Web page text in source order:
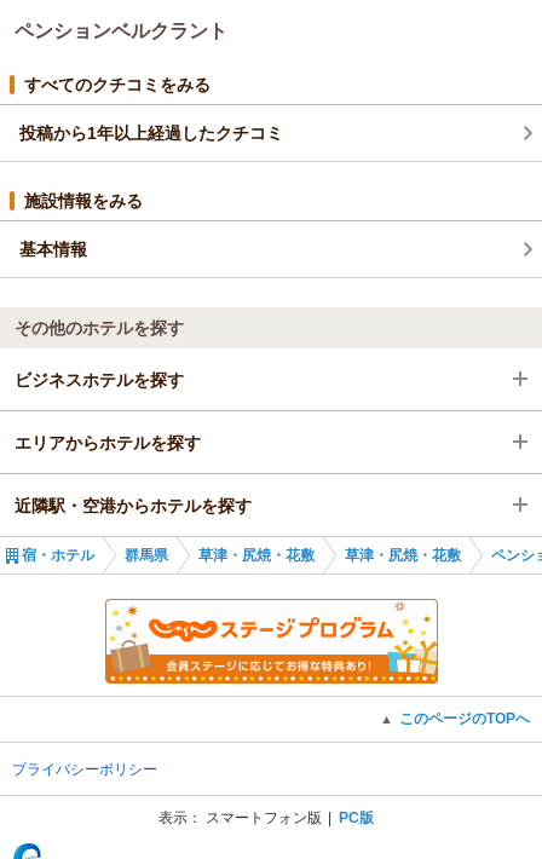
ペンションベルクラント
すべてのクチコミをみる
投稿から1年以上経過したクチコミ
施設情報をみる
基本情報
その他のホテルを探す
ビジネスホテルを探す
群馬県
草津・尻焼・花敷
長野原草津口駅
エリアからホテルを探す
群馬県
草津・尻焼・花敷
長野原草津口駅
近隣駅・空港からホテルを探す
長野原草津口駅
川原湯温泉駅
宿・ホテル 群馬県 草津・尻焼・花敷 草津・尻焼・花敷 ペンシ
▲ このページのTOPへ
プライバシーポリシー
表示： スマートフォン版 PC版